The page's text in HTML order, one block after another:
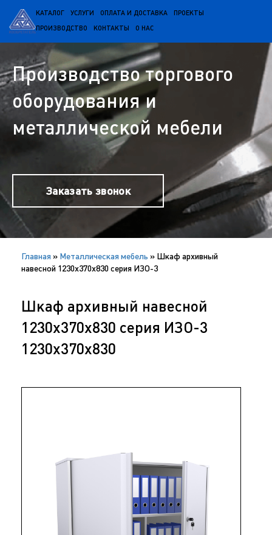
КАТАЛОГ УСЛУГИ ОПЛАТА И ДОСТАВКА ПРОЕКТЫ
ПРОИЗВОДСТВО КОНТАКТЫ О НАС
Производство торгового
оборудования и
металлической мебели
Заказать звонок
Главная » Металлическая мебель » Шкаф архивный
навесной 1230х370х830 серия ИЗО-3
Шкаф архивный навесной
1230х370х830 серия ИЗО-3
1230х370х830